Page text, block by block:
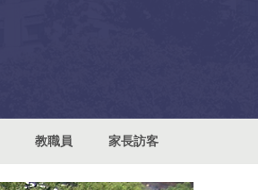
教職員 家長訪客